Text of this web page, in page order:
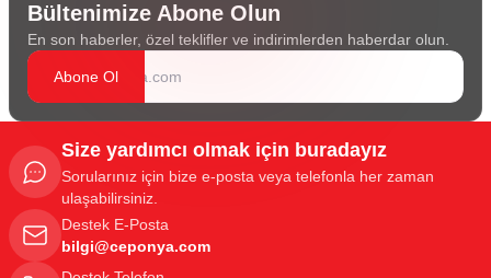
Bültenimize Abone Olun
En son haberler, özel teklifler ve indirimlerden haberdar olun.
Abone Ol
Size yardımcı olmak için buradayız
Sorularınız için bize e-posta veya telefonla her zaman
ulaşabilirsiniz.
Destek E-Posta
bilgi@ceponya.com